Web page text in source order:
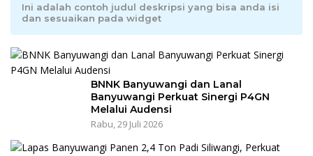
Ini adalah contoh judul deskripsi yang bisa anda isi
dan sesuaikan pada widget
BNNK Banyuwangi dan Lanal
Banyuwangi Perkuat Sinergi P4GN
Melalui Audensi
Rabu, 29 Juli 2026